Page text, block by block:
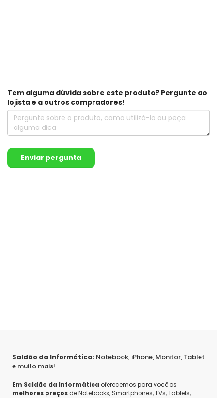
Tem alguma dúvida sobre este produto? Pergunte ao
lojista e a outros compradores!
Enviar pergunta
Saldão da Informática: Notebook, iPhone, Monitor, Tablet
e muito mais!
Em Saldão da Informática oferecemos para você os
melhores preços de Notebooks, Smartphones, TVs, Tablets,